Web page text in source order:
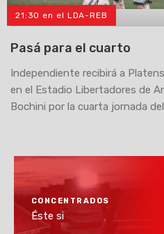
21:30 en el LDA-REB
Pasá para el cuarto
Independiente recibirá a
en el Estadio Libertadores de
Bochini por la cuarta jornada
CONCENTRADOS
Éste si